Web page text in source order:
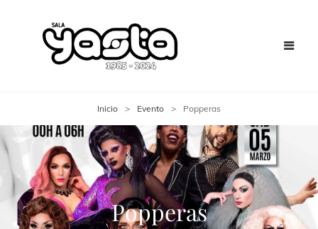
Inicio > Evento > Popperas
Popperas